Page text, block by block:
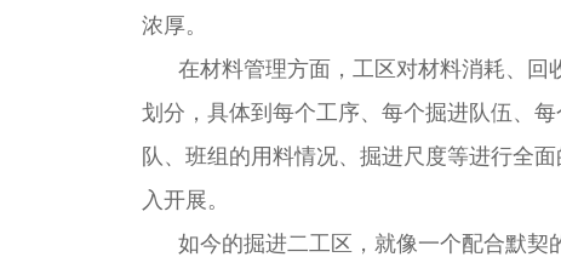
浓厚。
在材料管理方面，工区对材料消耗、回
划分，具体到每个工序、每个掘进队伍、
队、班组的用料情况、掘进尺度等进行全
入开展。
如今的掘进二工区，就像一个配合默契